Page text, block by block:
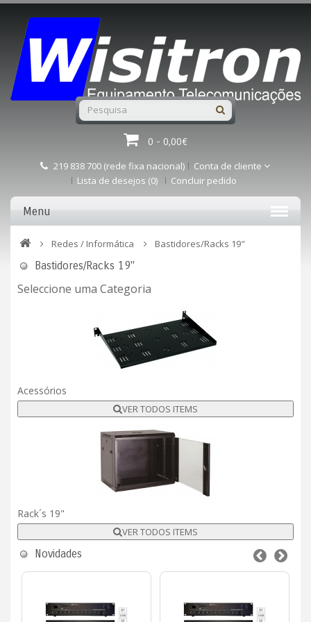
0 - 0,00€
219 838 700 (rede fixa nacional)
Conta de cliente
Lista de desejos (0)
Concluir pedido
Menu
Redes / Informática Bastidores/Racks 19"
Bastidores/Racks 19"
Seleccione uma Categoria
Acessórios
VER TODOS ITEMS
Rack´s 19"
VER TODOS ITEMS
Novidades